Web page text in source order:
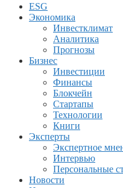
ESG
Экономика
Инвестклимат
Аналитика
Прогнозы
Бизнес
Инвестиции
Финансы
Блокчейн
Стартапы
Технологии
Книги
Эксперты
Экспертное
Интервью
Персональные
Новости